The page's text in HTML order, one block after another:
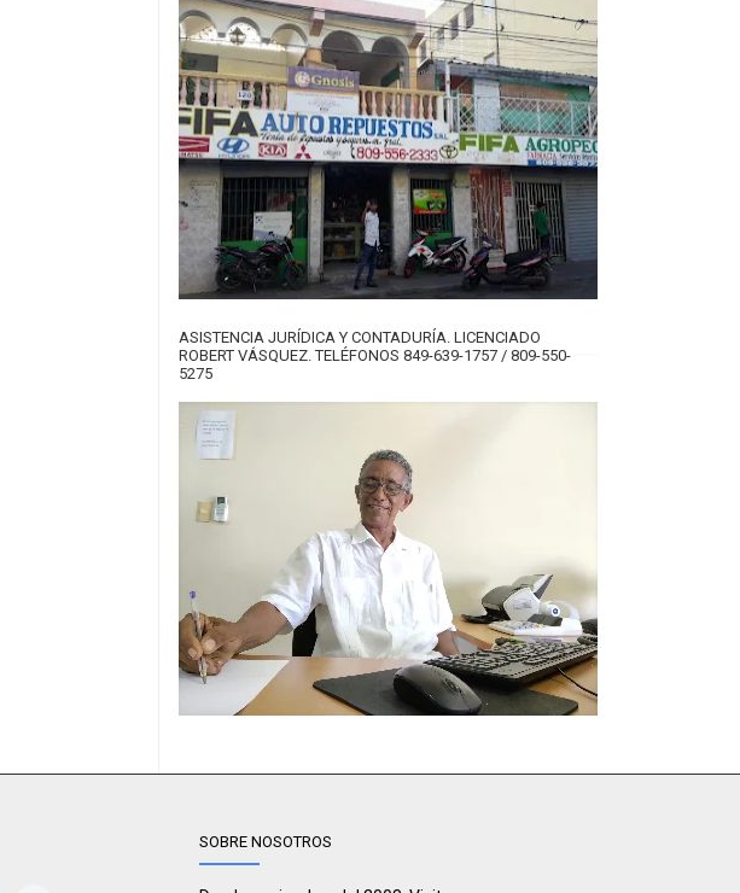
ASISTENCIA JURÍDICA Y CONTADURÍA. LICENCIADO
ROBERT VÁSQUEZ. TELÉFONOS 849-639-1757 / 809-550-
5275
SOBRE NOSOTROS